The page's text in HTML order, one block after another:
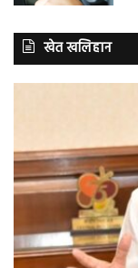
खेत खलिहान